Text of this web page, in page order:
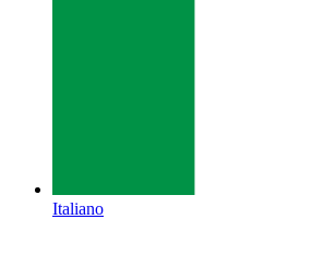
Italiano